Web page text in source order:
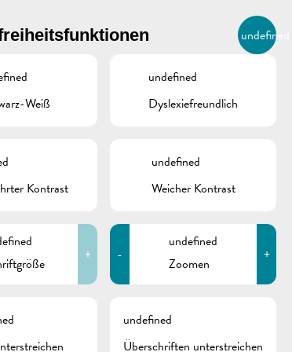
DE
BIERGER.REMICH.LU
undefined
Weiß
undefined
Dyslexiefreundlich
Kontrast
undefined
Weicher Kontrast
+ -
undefined
Zoomen
+
undefined
Überschriften unterstreichen